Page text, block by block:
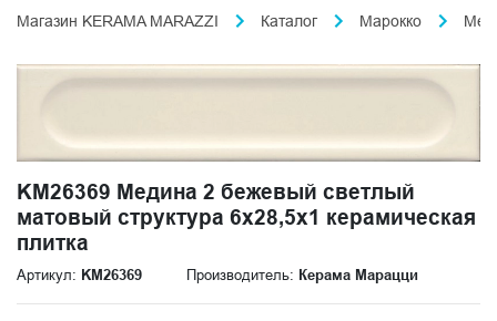
Магазин KERAMA MARAZZI Каталог Марокко
KM26369 Медина 2 бежевый светлый
матовый структура 6x28,5x1 керамическая
плитка
Артикул: KM26369 Производитель: Керама Марацци